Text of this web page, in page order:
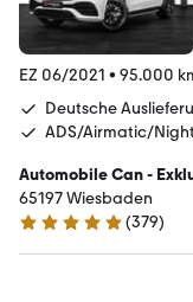
EZ 06/2021 • 95.000
Deutsche
ADS/Airmatic/
Automobile Can -
65197 Wiesbaden
4.8 Sterne
(379)